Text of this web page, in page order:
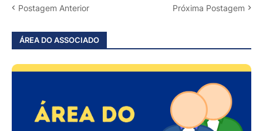
Postagem Anterior Próxima Postagem
ÁREA DO ASSOCIADO